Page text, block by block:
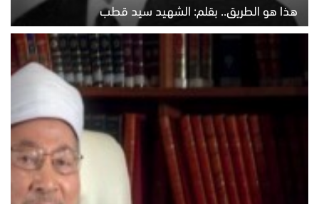
هذا هو الطريق.. بقلم: الشهيد سيد قطب
الخميس 6 أغسطس 2026 10:52 ص